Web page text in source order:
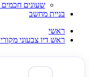
שעונים חכמים Apple
בניית מחשב
ראשי
ראש דיו צבעוני מקורי HP 653 3YM74AE